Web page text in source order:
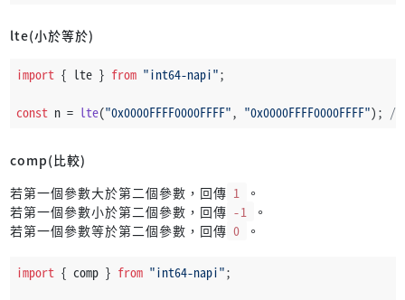
lte(小於等於)
import { lte } from "int64-napi";
const n = lte("0x0000FFFF0000FFFF", "0x0000FFFF0000FFFF"); //
comp(比較)
若第一個參數大於第二個參數，回傳 1
。
若第一個參數小於第二個參數，回傳 -1
。
若第一個參數等於第二個參數，回傳 0 。
import { comp } from "int64-napi";